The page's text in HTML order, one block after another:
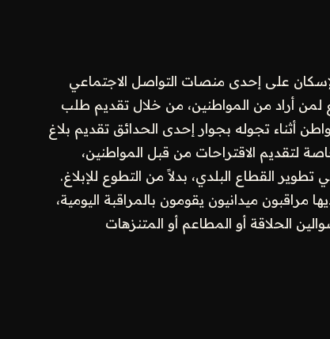
على إحدى منصات التواصل الاجتماعي
أراد من المواطنين، من خلال تقديم طلب
أثناء تجوله بجوار إحدى الحدائق تقديم بلاغ
لتقديم الاقتراحات من قبل المواطنين،
القطاع البلدي، بدلاً من التطوع للإبلاغ.
ميدانيون يقومون بالمراقبة اليومية،
الحلاقة أو المطاعم أو المتنزهات